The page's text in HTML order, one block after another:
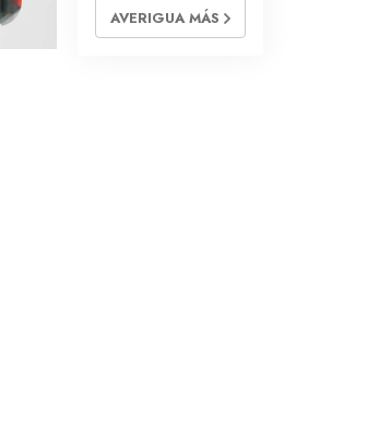
Investigaciones
Los Fundamentos de la Organización
AVERIGUA MÁS